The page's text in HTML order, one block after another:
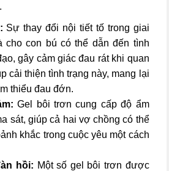
Sự thay đổi nội tiết tố trong giai
cho con bú có thể dẫn đến tình
gây cảm giác đau rát khi quan
cải thiện tình trạng này, mang lại
thiểu đau đớn.
Gel bôi trơn cung cấp độ ẩm
sát, giúp cả hai vợ chồng có thể
khắc trong cuộc yêu một cách
hồi: Một số gel bôi trơn được